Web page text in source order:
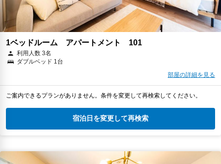
1ベッドルーム アパートメント 101
利用人数 3名
ダブルベッド 1台
部屋の詳細を見る
ご案内できるプランがありません。条件を変更して再検索してください。
宿泊日を変更して再検索